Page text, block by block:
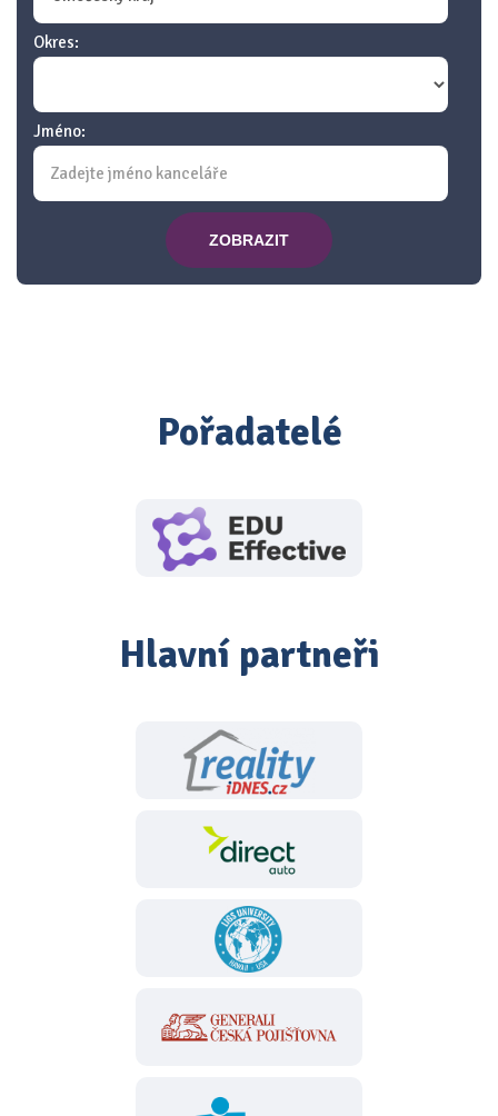
Okres:
Jméno:
ZOBRAZIT
Pořadatelé
Hlavní partneři